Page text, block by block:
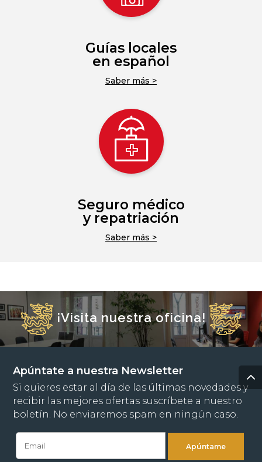
Guías locales
en español
Saber más >
Seguro médico
y repatriación
Saber más >
¡Visita nuestra oficina!
Apúntate a nuestra Newsletter
Si quieres estar al día de las últimas novedades y
recibir las mejores ofertas suscríbete a nuestro
boletín. No enviaremos spam en ningún caso.